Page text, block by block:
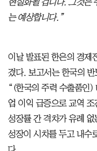
현실화될 겁니다. 그것은
는 예상합니다.”
이날 발표된 한은의 경제
겼다. 보고서는 한국의
“(한국의 주력 수출품인)
업 이익 급증으로 교역
성장률 간 격차가 유례
성장이 시차를 두고 내수